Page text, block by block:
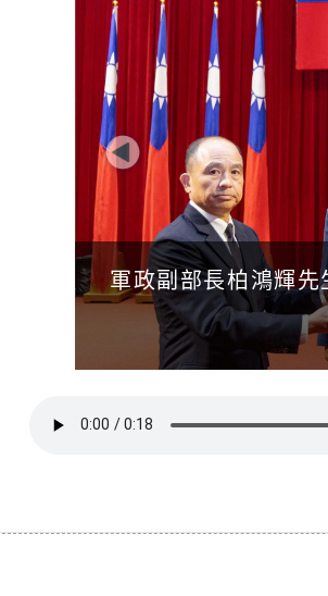
軍政副部長柏鴻輝
Previous